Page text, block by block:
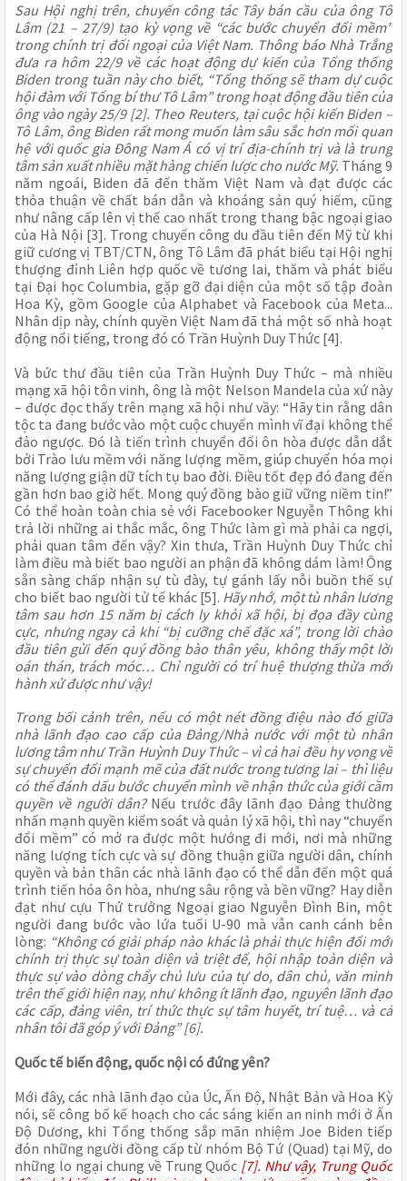
Sau Hội nghị trên, chuyến công tác Tây bán cầu của ông Tô
Lâm (21 – 27/9) tạo kỳ vọng về “các bước chuyển đổi mềm”
trong chính trị đối ngoại của Việt Nam. Thông báo Nhà Trắng
đưa ra hôm 22/9 về các hoạt động dự kiến của Tổng thống
Biden trong tuần này cho biết, “Tổng thống sẽ tham dự cuộc
hội đàm với Tổng bí thư Tô Lâm” trong hoạt động đầu tiên của
ông vào ngày 25/9 [2]. Theo Reuters, tại cuộc hội kiến Biden –
Tô Lâm, ông Biden rất mong muốn làm sâu sắc hơn mối quan
hệ với quốc gia Đông Nam Á có vị trí địa-chính trị và là trung
tâm sản xuất nhiều mặt hàng chiến lược cho nước Mỹ. Tháng 9
năm ngoái, Biden đã đến thăm Việt Nam và đạt được các
thỏa thuận về chất bán dẫn và khoáng sản quý hiếm, cũng
như nâng cấp lên vị thế cao nhất trong thang bậc ngoại giao
của Hà Nội [3]. Trong chuyến công du đầu tiên đến Mỹ từ khi
giữ cương vị TBT/CTN, ông Tô Lâm đã phát biểu tại Hội nghị
thượng đỉnh Liên hợp quốc về tương lai, thăm và phát biểu
tại Đại học Columbia, gặp gỡ đại diện của một số tập đoàn
Hoa Kỳ, gồm Google của Alphabet và Facebook của Meta...
Nhân dịp này, chính quyền Việt Nam đã thả một số nhà hoạt
động nổi tiếng, trong đó có Trần Huỳnh Duy Thức [4].
Và bức thư đầu tiên của Trần Huỳnh Duy Thức – mà nhiều
mạng xã hội tôn vinh, ông là một Nelson Mandela của xứ này
– được đọc thấy trên mạng xã hội như vầy: “Hãy tin rằng dân
tộc ta đang bước vào một cuộc chuyển mình vĩ đại không thể
đảo ngược. Đó là tiến trình chuyển đổi ôn hòa được dẫn dắt
bởi Trào lưu mềm với năng lượng mềm, giúp chuyển hóa mọi
năng lượng giận dữ tích tụ bao đời. Điều tốt đẹp đó đang đến
gần hơn bao giờ hết. Mong quý đồng bào giữ vững niềm tin!”
Có thể hoàn toàn chia sẻ với Facebooker Nguyễn Thông khi
trả lời những ai thắc mắc, ông Thức làm gì mà phải ca ngợi,
phải quan tâm đến vậy? Xin thưa, Trần Huỳnh Duy Thức chỉ
làm điều mà biết bao người an phận đã không dám làm! Ông
sẵn sàng chấp nhận sự tù đày, tự gánh lấy nỗi buồn thế sự
cho biết bao người tử tế khác [5]. Hãy nhớ, một tù nhân lương
tâm sau hơn 15 năm bị cách ly khỏi xã hội, bị đọa đầy cùng
cực, nhưng ngay cả khi “bị cưỡng chế đặc xá”, trong lời chào
đầu tiên gửi đến quý đồng bào thân yêu, không thấy một lời
oán thán, trách móc… Chỉ người có trí huệ thượng thừa mới
hành xử được như vậy!
Trong bối cảnh trên, nếu có một nét đồng điệu nào đó giữa
nhà lãnh đạo cao cấp của Đảng/Nhà nước với một tù nhân
lương tâm như Trần Huỳnh Duy Thức – vì cả hai đều hy vọng về
sự chuyển đổi mạnh mẽ của đất nước trong tương lai – thì liệu
có thể đánh dấu bước chuyển mình về nhận thức của giới cầm
quyền về người dân?Nếu trước đây lãnh đạo Đảng thường
nhấn mạnh quyền kiểm soát và quản lý xã hội, thì nay “chuyển
đổi mềm” có mở ra được một hướng đi mới, nơi mà những
năng lượng tích cực và sự đồng thuận giữa người dân, chính
quyền và bản thân các nhà lãnh đạo có thể dẫn đến một quá
trình tiến hóa ôn hòa, nhưng sâu rộng và bền vững? Hay diễn
đạt như cựu Thứ trưởng Ngoại giao Nguyễn Đình Bin, một
người đang bước vào lứa tuổi U-90 mà vẫn canh cánh bên
lòng: “Không có giải pháp nào khác là phải thực hiện đổi mới
chính trị thực sự toàn diện và triệt để, hội nhập toàn diện và
thực sự vào dòng chẩy chủ lưu của tự do, dân chủ, văn minh
trên thế giới hiện nay, như không ít lãnh đạo, nguyên lãnh đạo
các cấp, đảng viên, trí thức thực sự tâm huyết, trí tuệ… và cá
nhân tôi đã góp ý với Đảng” [6].
Quốc tế biến động, quốc nội có đứng yên?
Mới đây, các nhà lãnh đạo của Úc, Ấn Độ, Nhật Bản và Hoa Kỳ
nói, sẽ công bố kế hoạch cho các sáng kiến an ninh mới ở Ấn
Độ Dương, khi Tổng thống sắp mãn nhiệm Joe Biden tiếp
đón những người đồng cấp từ nhóm Bộ Tứ (Quad) tại Mỹ, do
những lo ngại chung về Trung Quốc [7]. Như vậy, Trung Quốc